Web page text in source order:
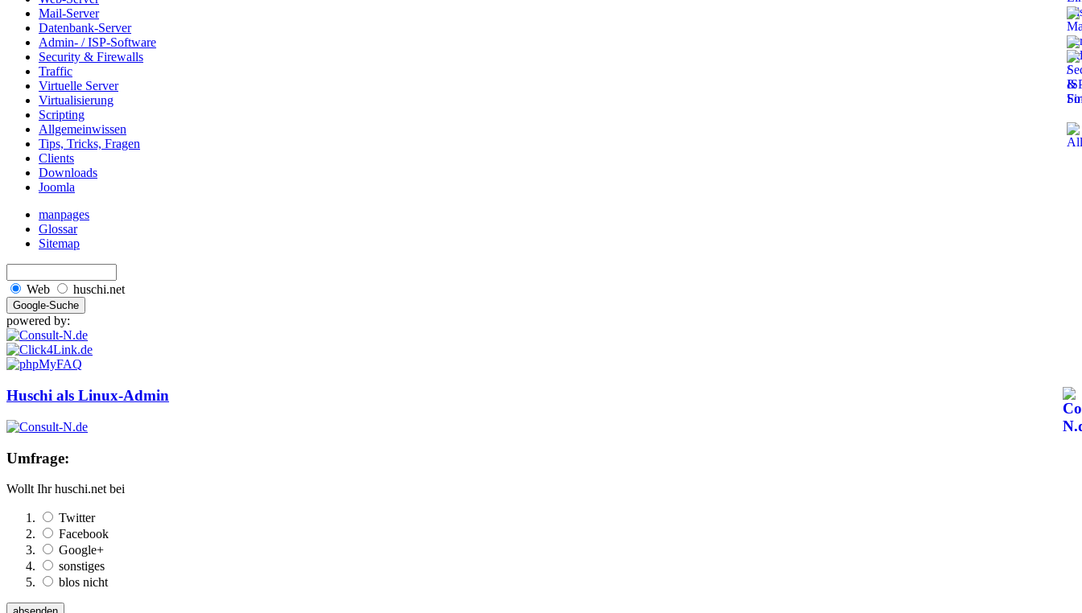
Mail-Server
Datenbank-Server
Admin- / ISP-Software
Security & Firewalls
Traffic
Virtuelle Server
Virtualisierung
Scripting
Allgemeinwissen
Tips, Tricks, Fragen
Clients
Downloads
Joomla
manpages
Glossar
Sitemap
Web huschi.net
powered by:
Huschi als Linux-Admin
Umfrage:
Wollt Ihr huschi.net bei
Twitter
Facebook
Google+
sonstiges
blos nicht